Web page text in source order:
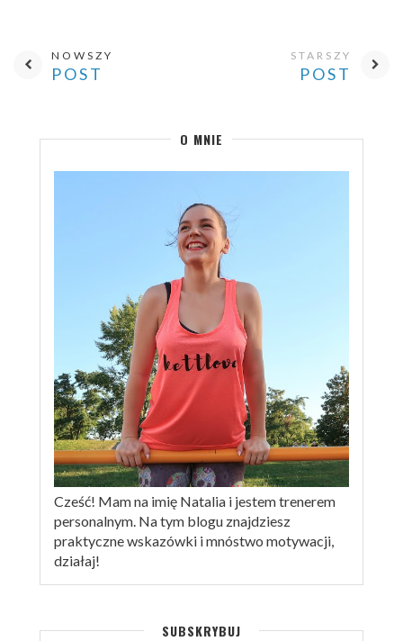
NOWSZY
POST
STARSZY
POST
O MNIE
Cześć! Mam na imię Natalia i jestem trenerem
personalnym. Na tym blogu znajdziesz
praktyczne wskazówki i mnóstwo motywacji,
działaj!
SUBSKRYBUJ